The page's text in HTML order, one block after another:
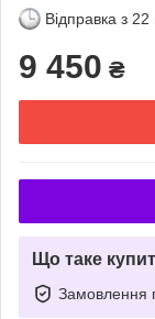
Відправка з 22
9 450 ₴
Що таке
Замовлення